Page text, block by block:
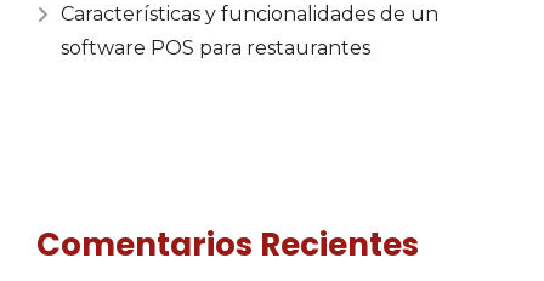
Características y funcionalidades de un
software POS para restaurantes
Comentarios Recientes